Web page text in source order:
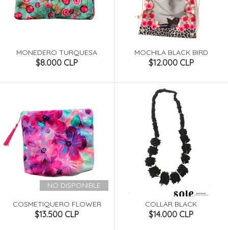
MONEDERO TURQUESA
$8.000 CLP
MOCHILA BLACK BIRD
$12.000 CLP
NO DISPONIBLE
COSMETIQUERO FLOWER
$13.500 CLP
COLLAR BLACK
$14.000 CLP